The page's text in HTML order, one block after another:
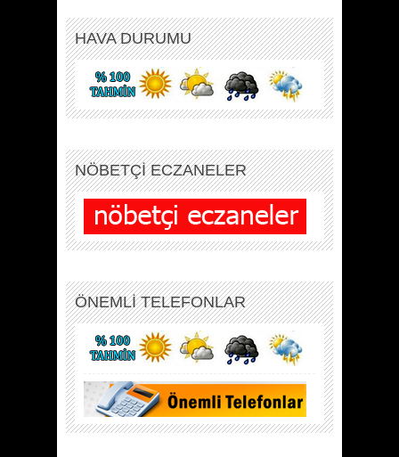
HAVA DURUMU
NÖBETÇİ ECZANELER
ÖNEMLİ TELEFONLAR